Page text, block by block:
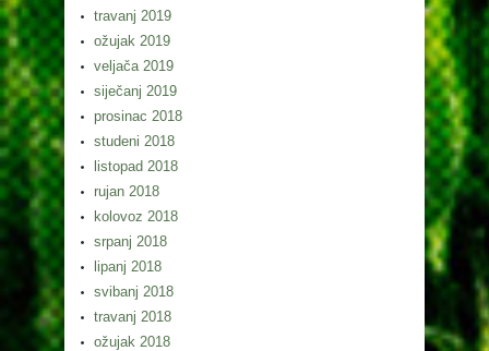
travanj 2019
ožujak 2019
veljača 2019
siječanj 2019
prosinac 2018
studeni 2018
listopad 2018
rujan 2018
kolovoz 2018
srpanj 2018
lipanj 2018
svibanj 2018
travanj 2018
ožujak 2018